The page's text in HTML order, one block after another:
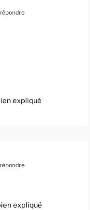
expliqué
expliqué